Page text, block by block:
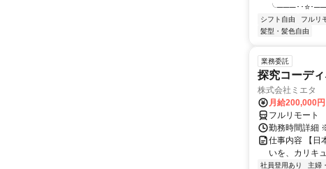
╰───･･⭐･
シフト自由 フルリ
髪型・髪色自由
業務委託
探究コーデ
株式会社ミエタ
月給200,000
フルリモート
勤務時間詳細
仕事内容 【日
いを、カリキ
社員登用あり 主婦